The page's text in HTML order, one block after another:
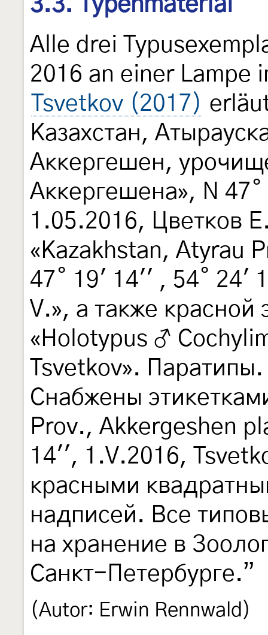
Alle drei
2016 an einer Lampe
Tsvetkov (2017)
Казахстан,
Аккергешен,
Аккергешена», N
1.05.2016, Цветков
«Kazakhstan, Atyrau
47˚ 19' 14'' , 54˚ 24'
V.», а также красной
«Holotypus ♂
Tsvetkov».
Снабжены
Prov., Akkergeshen
14'', 1.V.2016,
красными
надписей. Все
на хранение в
Санкт-Петербурге.”
(Autor: Erwin Rennwald)